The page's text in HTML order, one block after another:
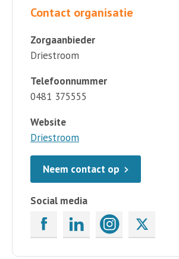
Contact organisatie
Zorgaanbieder
Driestroom
Telefoonnummer
0481 375555
Website
Driestroom
Neem contact op
Social media